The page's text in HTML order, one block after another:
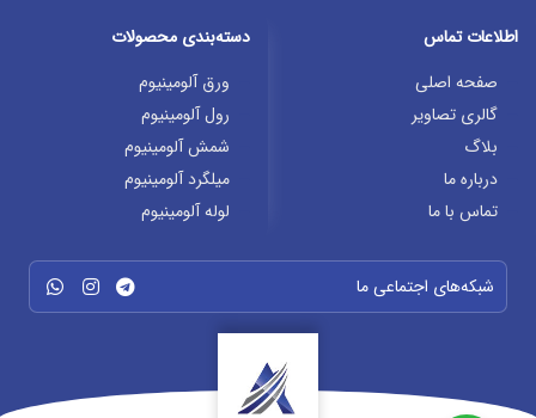
اطلاعات تماس
صفحه اصلی
گالری تصاویر
بلاگ
درباره ما
تماس با ما
دسته‌بندی محصولات
ورق آلومینیوم
رول آلومینیوم
شمش آلومینیوم
میلگرد آلومینیوم
لوله آلومینیوم
شبکه‌های اجتماعی ما